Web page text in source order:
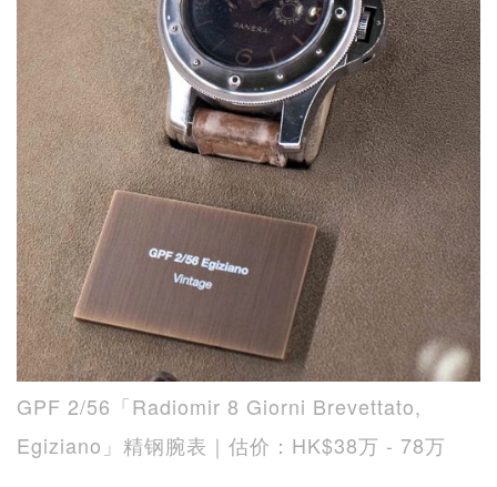
GPF 2/56「Radiomir 8 Giorni Brevettato,
Egiziano」精钢腕表｜估价：HK$38万 - 78万